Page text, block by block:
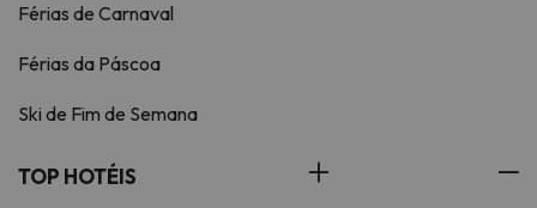
Férias de Carnaval
Férias da Páscoa
Ski de Fim de Semana
TOP HOTÉIS